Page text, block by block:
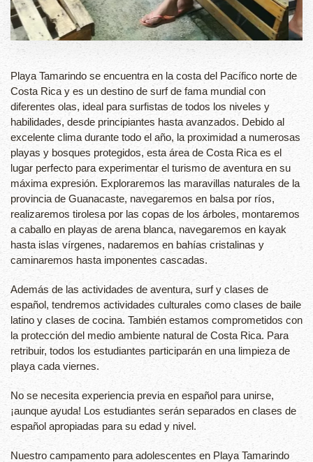
Playa Tamarindo se encuentra en la costa del Pacífico norte de
Costa Rica y es un destino de surf de fama mundial con
diferentes olas, ideal para surfistas de todos los niveles y
habilidades, desde principiantes hasta avanzados. Debido al
excelente clima durante todo el año, la proximidad a numerosas
playas y bosques protegidos, esta área de Costa Rica es el
lugar perfecto para experimentar el turismo de aventura en su
máxima expresión. Exploraremos las maravillas naturales de la
provincia de Guanacaste, navegaremos en balsa por ríos,
realizaremos tirolesa por las copas de los árboles, montaremos
a caballo en playas de arena blanca, navegaremos en kayak
hasta islas vírgenes, nadaremos en bahías cristalinas y
caminaremos hasta imponentes cascadas.
Además de las actividades de aventura, surf y clases de
español, tendremos actividades culturales como clases de baile
latino y clases de cocina. También estamos comprometidos con
la protección del medio ambiente natural de Costa Rica. Para
retribuir, todos los estudiantes participarán en una limpieza de
playa cada viernes.
No se necesita experiencia previa en español para unirse,
¡aunque ayuda! Los estudiantes serán separados en clases de
español apropiadas para su edad y nivel.
Nuestro campamento para adolescentes en Playa Tamarindo